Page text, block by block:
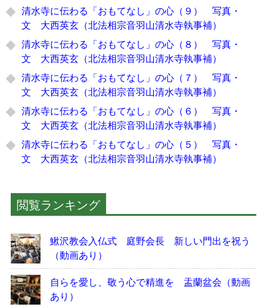
清水寺に伝わる「おもてなし」の心（９） 写真・
文 大西英玄（北法相宗音羽山清水寺執事補）
清水寺に伝わる「おもてなし」の心（８） 写真・
文 大西英玄（北法相宗音羽山清水寺執事補）
清水寺に伝わる「おもてなし」の心（７） 写真・
文 大西英玄（北法相宗音羽山清水寺執事補）
清水寺に伝わる「おもてなし」の心（６） 写真・
文 大西英玄（北法相宗音羽山清水寺執事補）
清水寺に伝わる「おもてなし」の心（５） 写真・
文 大西英玄（北法相宗音羽山清水寺執事補）
閲覧ランキング
鰍沢教会入仏式 庭野会長 新しい門出を祝う
（動画あり）
自らを愛し、敬う心で精進を 盂蘭盆会（動画
あり）